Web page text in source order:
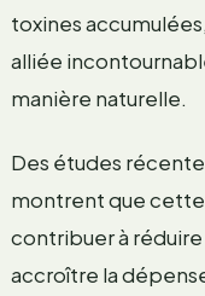
toxines
alliée
manière naturelle.
Des études
montrent que
contribuer à
accroître la